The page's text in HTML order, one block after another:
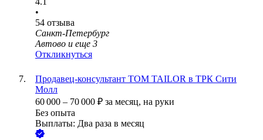
•
54 отзыва
Санкт-Петербург
Автово и еще 3
Откликнуться
Продавец-консультант TOM TAILOR в ТРК Сити
Молл
60 000 – 70 000 ₽ за месяц, на руки
Без опыта
Выплаты: Два раза в месяц